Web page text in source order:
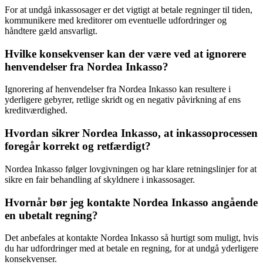
For at undgå inkassosager er det vigtigt at betale regninger til tiden,
kommunikere med kreditorer om eventuelle udfordringer og
håndtere gæld ansvarligt.
Hvilke konsekvenser kan der være ved at ignorere
henvendelser fra Nordea Inkasso?
Ignorering af henvendelser fra Nordea Inkasso kan resultere i
yderligere gebyrer, retlige skridt og en negativ påvirkning af ens
kreditværdighed.
Hvordan sikrer Nordea Inkasso, at inkassoprocessen
foregår korrekt og retfærdigt?
Nordea Inkasso følger lovgivningen og har klare retningslinjer for at
sikre en fair behandling af skyldnere i inkassosager.
Hvornår bør jeg kontakte Nordea Inkasso angående
en ubetalt regning?
Det anbefales at kontakte Nordea Inkasso så hurtigt som muligt, hvis
du har udfordringer med at betale en regning, for at undgå yderligere
konsekvenser.